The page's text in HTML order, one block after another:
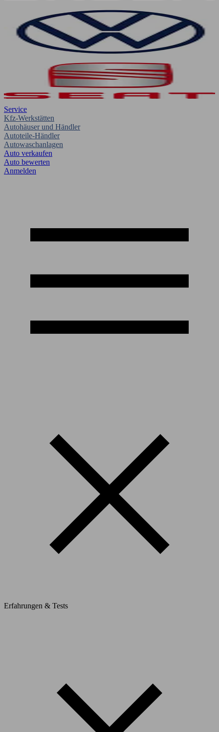
Service
Kfz-Werkstätten
Autohäuser und Händler
Autoteile-Händler
Autowaschanlagen
Auto verkaufen
Auto bewerten
Anmelden
Erfahrungen & Tests